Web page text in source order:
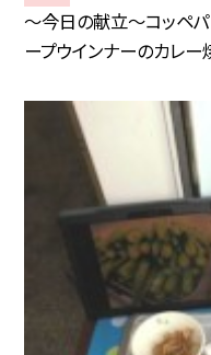
～今日の献立～コッペ
ープウインナーのカレー